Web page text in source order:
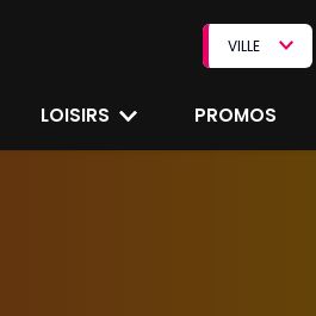
VILLE
LOISIRS PROMOS